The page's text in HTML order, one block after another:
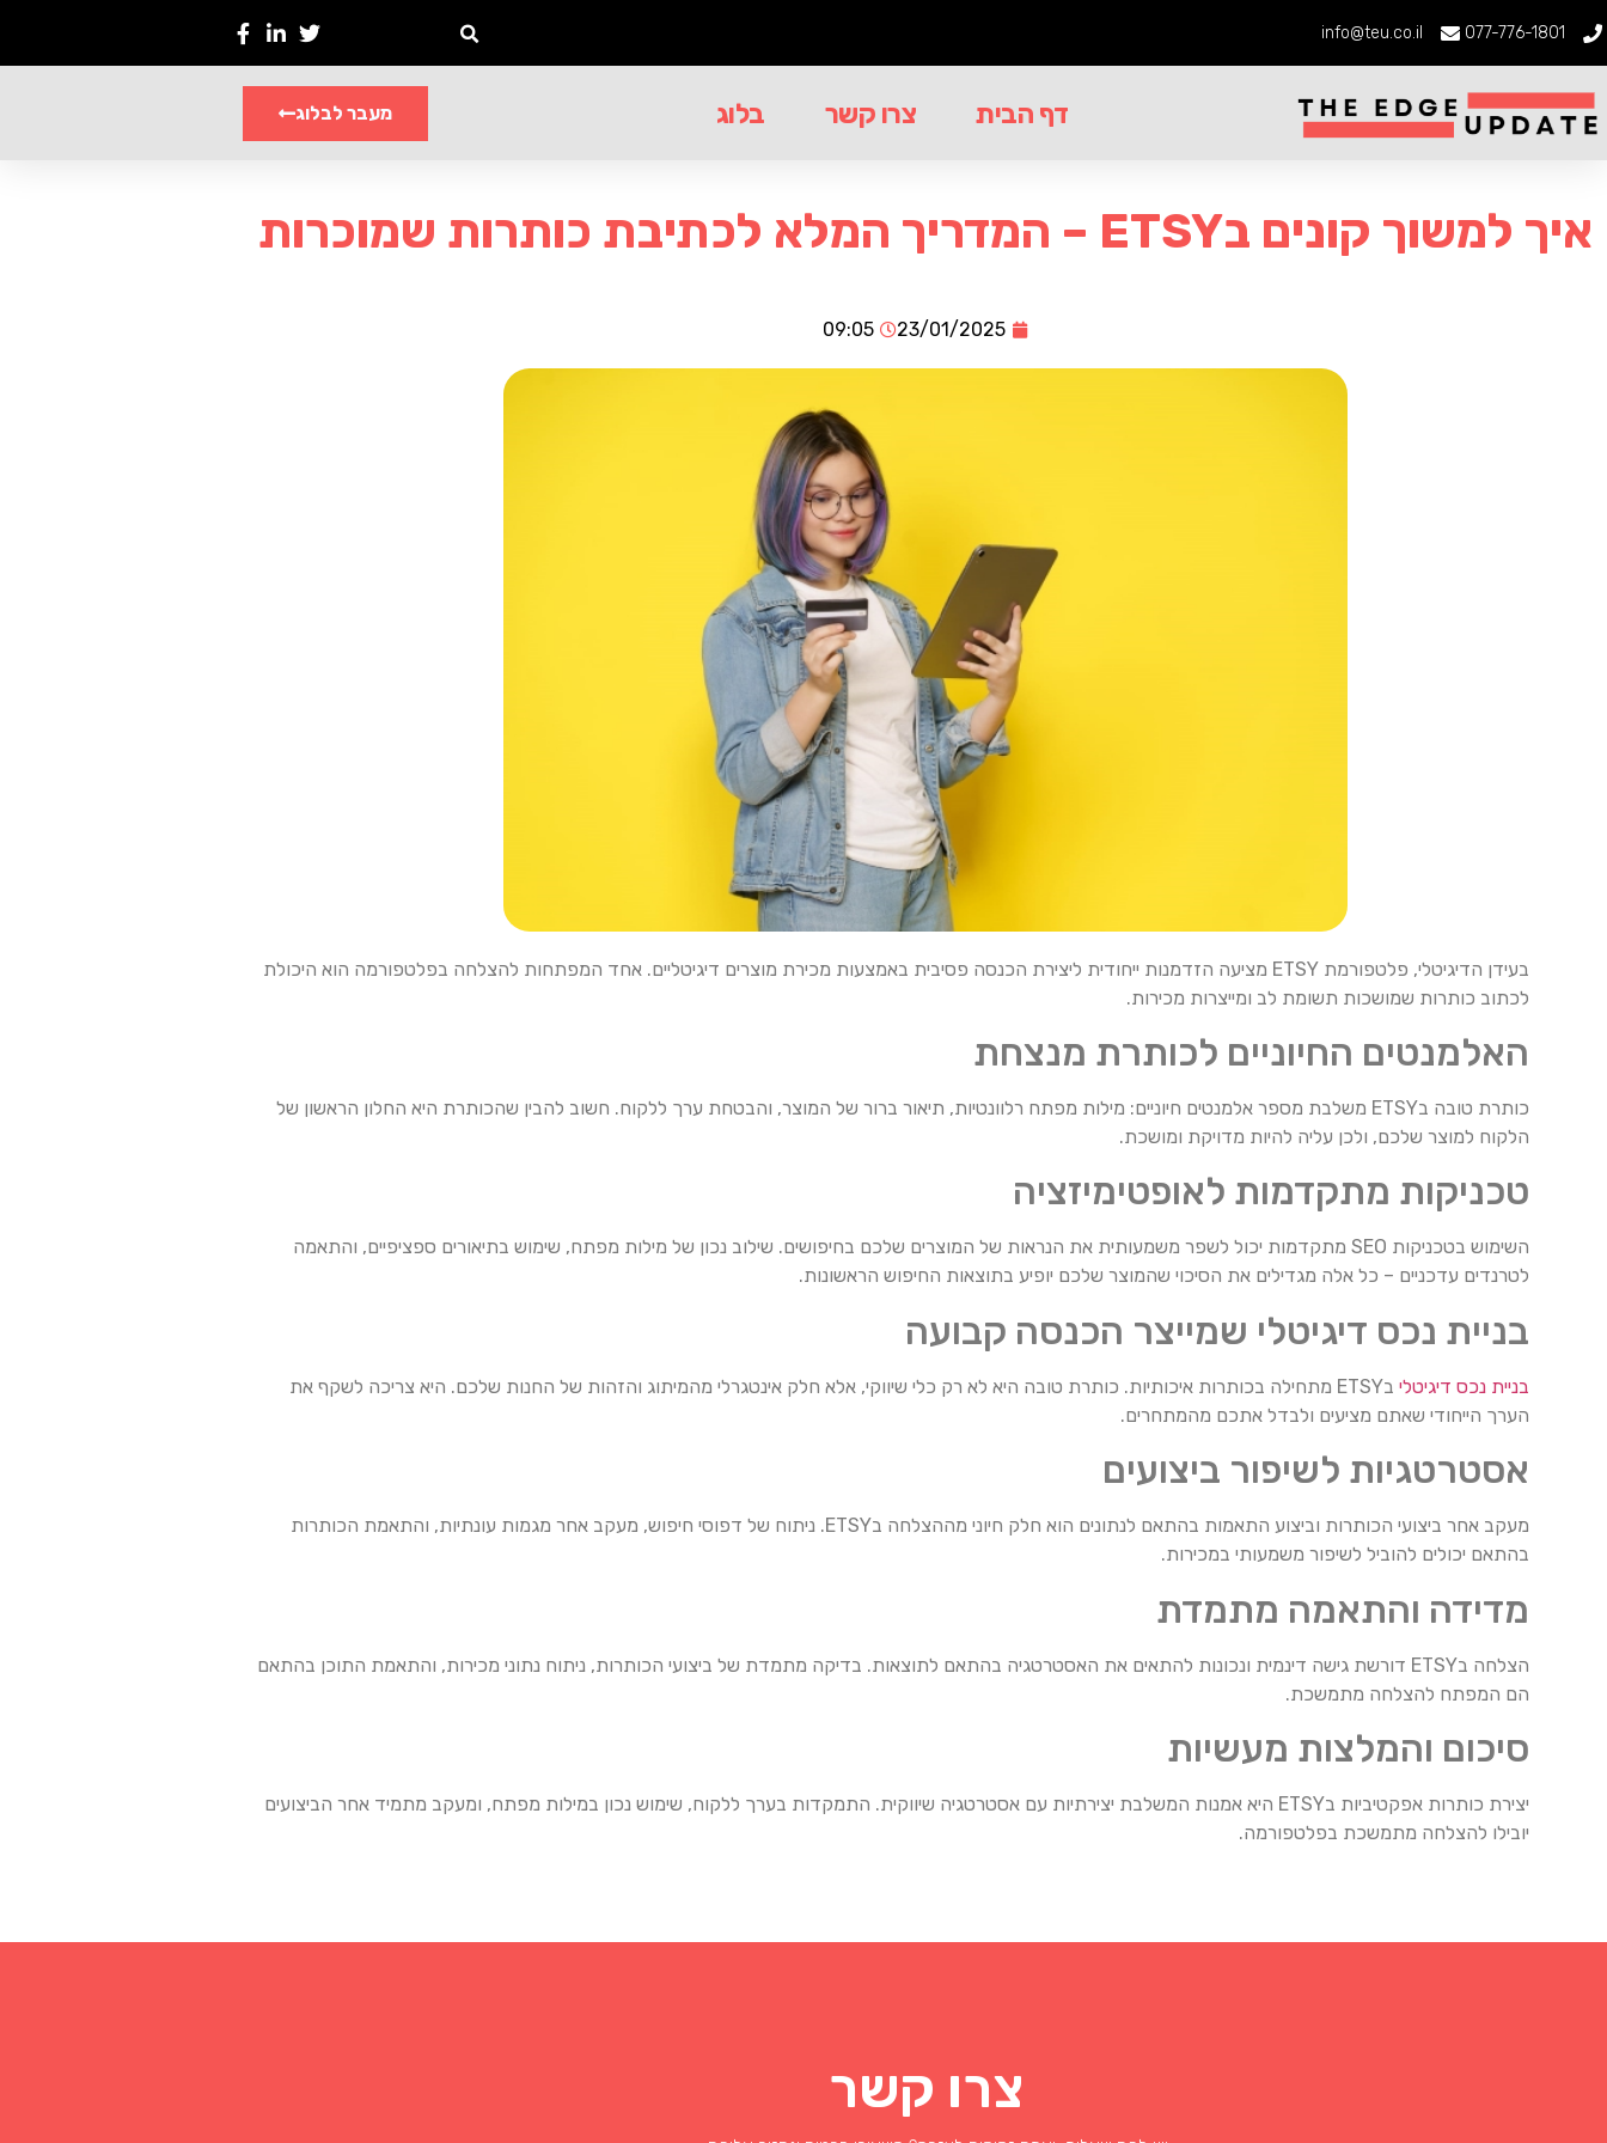
077-776-1801
info@teu.co.il
דף הבית צרו קשר בלוג מעבר לבלוג
איך למשוך קונים בETSY – המדריך המלא לכתיבת כותרות שמוכרות
23/01/2025
09:05
בעידן הדיגיטלי, פלטפורמת ETSY מציעה הזדמנות ייחודית ליצירת הכנסה פסיבית באמצעות מכירת מוצרים דיגיטליים. אחד המפתחות להצלחה בפלטפורמה הוא היכולת
לכתוב כותרות שמושכות תשומת לב ומייצרות מכירות.
האלמנטים החיוניים לכותרת מנצחת
כותרת טובה בETSY משלבת מספר אלמנטים חיוניים: מילות מפתח רלוונטיות, תיאור ברור של המוצר, והבטחת ערך ללקוח. חשוב להבין שהכותרת היא החלון הראשון של
הלקוח למוצר שלכם, ולכן עליה להיות מדויקת ומושכת.
טכניקות מתקדמות לאופטימיזציה
השימוש בטכניקות SEO מתקדמות יכול לשפר משמעותית את הנראות של המוצרים שלכם בחיפושים. שילוב נכון של מילות מפתח, שימוש בתיאורים ספציפיים, והתאמה
לטרנדים עדכניים – כל אלה מגדילים את הסיכוי שהמוצר שלכם יופיע בתוצאות החיפוש הראשונות.
בניית נכס דיגיטלי שמייצר הכנסה קבועה
בניית נכס דיגיטלי
בETSY מתחילה בכותרות איכותיות. כותרת טובה היא לא רק כלי שיווקי, אלא חלק אינטגרלי מהמיתוג והזהות של החנות שלכם. היא צריכה לשקף את
הערך הייחודי שאתם מציעים ולבדל אתכם מהמתחרים.
אסטרטגיות לשיפור ביצועים
מעקב אחר ביצועי הכותרות וביצוע התאמות בהתאם לנתונים הוא חלק חיוני מההצלחה בETSY. ניתוח של דפוסי חיפוש, מעקב אחר מגמות עונתיות, והתאמת הכותרות
בהתאם יכולים להוביל לשיפור משמעותי במכירות.
מדידה והתאמה מתמדת
הצלחה בETSY דורשת גישה דינמית ונכונות להתאים את האסטרטגיה בהתאם לתוצאות. בדיקה מתמדת של ביצועי הכותרות, ניתוח נתוני מכירות, והתאמת התוכן בהתאם
הם המפתח להצלחה מתמשכת.
סיכום והמלצות מעשיות
יצירת כותרות אפקטיביות בETSY היא אמנות המשלבת יצירתיות עם אסטרטגיה שיווקית. התמקדות בערך ללקוח, שימוש נכון במילות מפתח, ומעקב מתמיד אחר הביצועים
יובילו להצלחה מתמשכת בפלטפורמה.
צרו קשר